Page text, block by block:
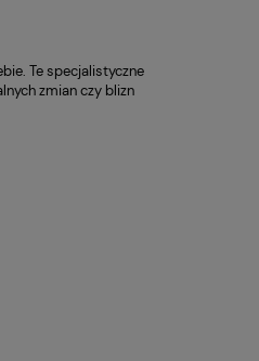
Te specjalistyczne
zmian czy blizn